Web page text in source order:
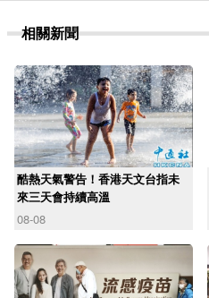
相關新聞
酷熱天氣警告！香港天文台指未
來三天會持續高溫
08-08